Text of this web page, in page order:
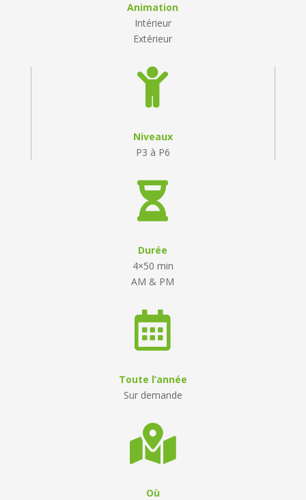
Animation
Intérieur
Extérieur

Niveaux
P3 à P6

Durée
4×50 min
AM & PM

Toute l’année
Sur demande

Où